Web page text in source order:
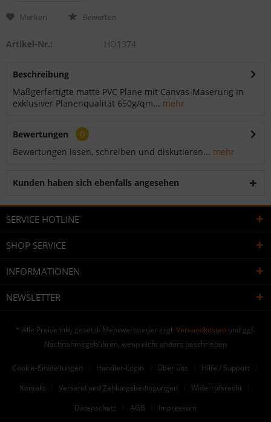
Merken Bewerten
Artikel-Nr.: HO1374
Beschreibung
Maßgerfertigte matte PVC Plane mit Canvas-Maserung in
exklusiver Planenqualität 650g/qm... mehr
Bewertungen
0
Bewertungen lesen, schreiben und diskutieren... mehr
Kunden haben sich ebenfalls angesehen
SERVICE HOTLINE
SHOP SERVICE
INFORMATIONEN
NEWSLETTER
* Alle Preise inkl. gesetzl. Mehrwertsteuer zzgl. Versandkosten und ggf.
Nachnahmegebühren, wenn nicht anders beschrieben
Cookie-Einstellungen Händler-Login Über uns
Hilfe / Support
Kontakt
Versand und Zahlungsbedingungen
Widerrufsrecht
Datenschutz
AGB Impressum